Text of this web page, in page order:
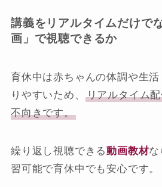
講義をリアルタイムだけで
画」で視聴できるか
育休中は赤ちゃんの体調や生
りやすいため、
リアルタイム
不向きです。
繰り返し視聴できる動画教材な
習可能で育休中でも安心です。